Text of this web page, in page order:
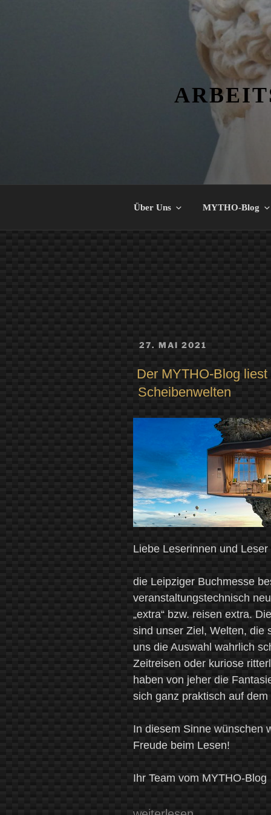
Über Uns MYTHO-Blog
VERÖFFENTLICHT
27. MAI 2021
Der MYTHO-Blog
Scheibenwelten
Liebe Leserinnen und
die Leipziger Buchmesse
veranstaltungstechnisch
„extra“ bzw. reisen extra.
sind unser Ziel, Welten, die
uns die Auswahl wahrlich
Zeitreisen oder kuriose
haben von jeher die
sich ganz praktisch auf
In diesem Sinne wünschen
Freude beim Lesen!
Ihr Team vom MYTHO-Blog